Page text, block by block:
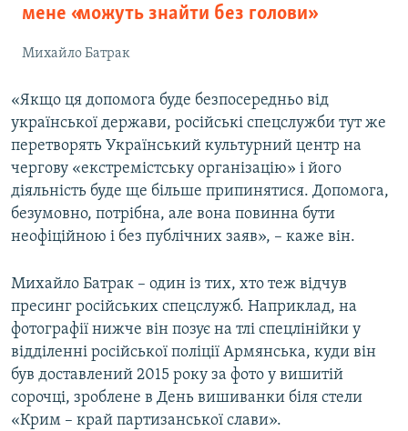
мене «можуть знайти без голови»
Михайло Батрак
«Якщо ця допомога буде безпосередньо від
української держави, російські спецслужби тут же
перетворять Український культурний центр на
чергову «екстремістську організацію» і його
діяльність буде ще більше припинятися. Допомога,
безумовно, потрібна, але вона повинна бути
неофіційною і без публічних заяв», – каже він.
Михайло Батрак – один із тих, хто теж відчув
пресинг російських спецслужб. Наприклад, на
фотографії нижче він позує на тлі спецлінійки у
відділенні російської поліції Армянська, куди він
був доставлений 2015 року за фото у вишитій
сорочці, зроблене в День вишиванки біля стели
«Крим – край партизанської слави».